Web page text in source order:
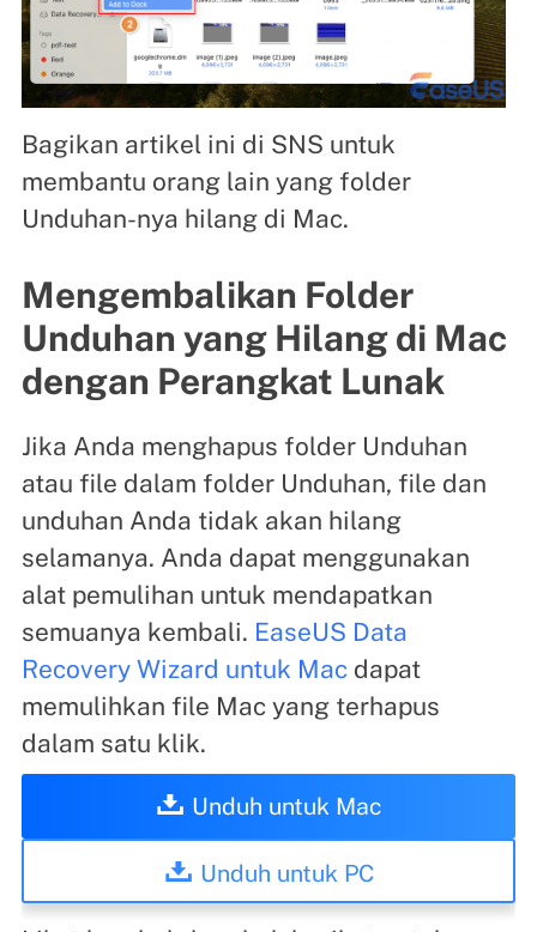
Bagikan artikel ini di SNS untuk
membantu orang lain yang folder
Unduhan-nya hilang di Mac.
Mengembalikan Folder
Unduhan yang Hilang di Mac
dengan Perangkat Lunak
Jika Anda menghapus folder Unduhan
atau file dalam folder Unduhan, file dan
unduhan Anda tidak akan hilang
selamanya. Anda dapat menggunakan
alat pemulihan untuk mendapatkan
semuanya kembali. EaseUS Data
Recovery Wizard untuk Macdapat
memulihkan file Mac yang terhapus
dalam satu klik.
Unduh untuk Mac
Unduh untuk PC